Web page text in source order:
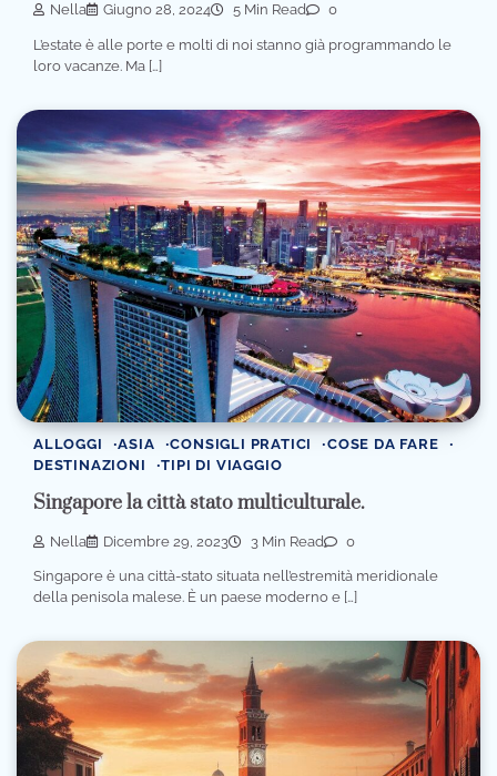
Nella Giugno 28, 2024 5 Min Read 0
L’estate è alle porte e molti di noi stanno già programmando le
loro vacanze. Ma […]
ALLOGGI ASIA CONSIGLI PRATICI
COSE DA FARE
DESTINAZIONI
TIPI DI VIAGGIO
Singapore la città stato multiculturale.
Nella Dicembre 29, 2023 3 Min Read 0
Singapore è una città-stato situata nell’estremità meridionale
della penisola malese. È un paese moderno e […]